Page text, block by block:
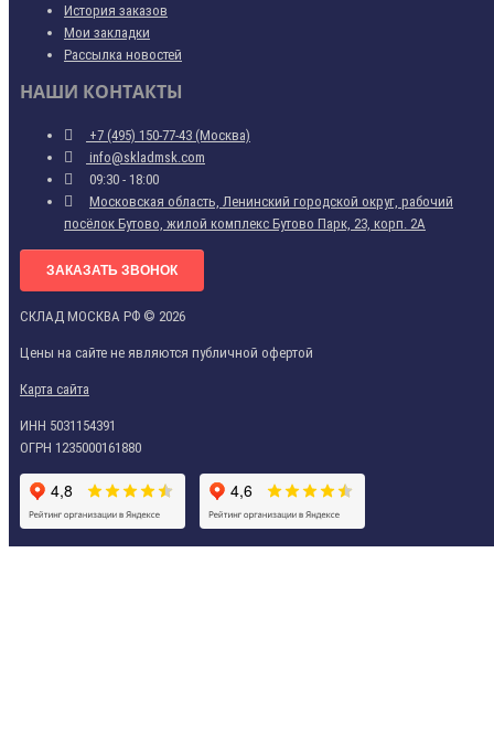
История заказов
Мои закладки
Рассылка новостей
НАШИ КОНТАКТЫ
+7 (495) 150-77-43 (Москва)
info@skladmsk.com
09:30 - 18:00
Московская область, Ленинский городской округ, рабочий
посёлок Бутово, жилой комплекс Бутово Парк, 23, корп. 2А
ЗАКАЗАТЬ ЗВОНОК
СКЛАД МОСКВА РФ © 2026
Цены на сайте не являются публичной офертой
Карта сайта
ИНН 5031154391
ОГРН 1235000161880